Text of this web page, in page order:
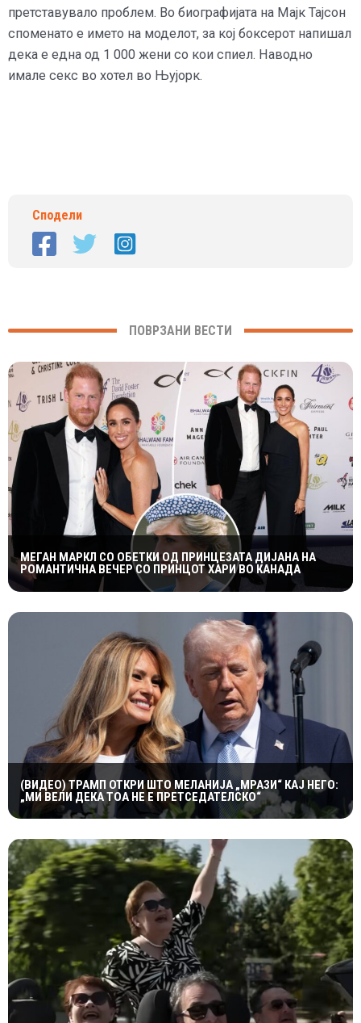
претставувало проблем. Во биографијата на Мајк Тајсон
споменато е името на моделот, за кој боксерот напишал
дека е една од 1 000 жени со кои спиел. Наводно
имале секс во хотел во Њујорк.
Сподели
ПОВРЗАНИ ВЕСТИ
МЕГАН МАРКЛ СО ОБЕТКИ ОД ПРИНЦЕЗАТА ДИЈАНА НА
РОМАНТИЧНА ВЕЧЕР СО ПРИНЦОТ ХАРИ ВО КАНАДА
(ВИДЕО) ТРАМП ОТКРИ ШТО МЕЛАНИЈА „МРАЗИ“ КАЈ НЕГО:
„МИ ВЕЛИ ДЕКА ТОА НЕ Е ПРЕТСЕДАТЕЛСКО“